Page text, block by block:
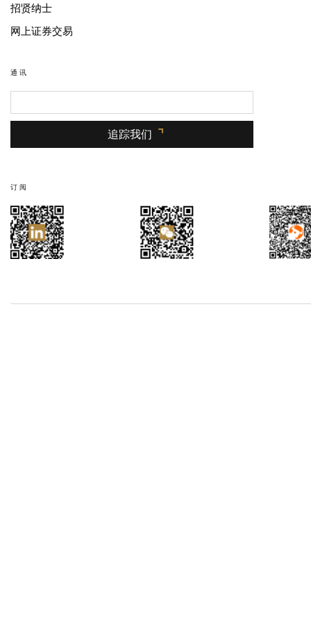
招贤纳士
网上证券交易
通讯
追踪我们
订阅